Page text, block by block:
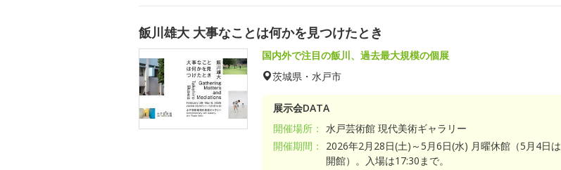
飯川雄大 大事なことは何かを見つけたとき
国内外で注目の飯川、過去最大規模の個展
茨城県・水戸市
展示会DATA
開催場所： 水戸芸術館 現代美術ギャラリー
開催期間：
2026年2月28日(土)～5月6日(水) 月曜休館（5月4日は
開館）。入場は17:30まで。